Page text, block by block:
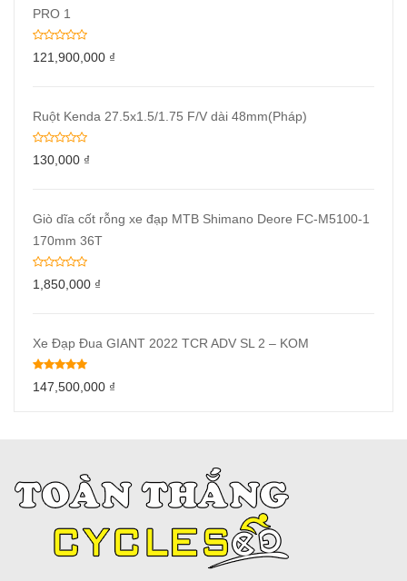
PRO 1
121,900,000 ₫
Ruột Kenda 27.5x1.5/1.75 F/V dài 48mm(Pháp)
130,000 ₫
Giò dĩa cốt rỗng xe đạp MTB Shimano Deore FC-M5100-1
170mm 36T
1,850,000 ₫
Xe Đạp Đua GIANT 2022 TCR ADV SL 2 – KOM
147,500,000 ₫